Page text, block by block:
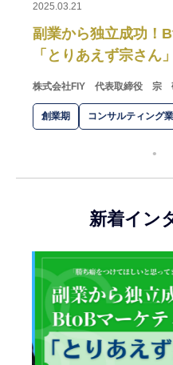
2025.03.21
副業から独立成功！
「とりあえず宗さん
株式会社FIY 代表取締役 宗
創業期 コンサルティング業
新着イン